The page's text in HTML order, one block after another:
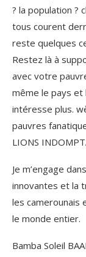
? la population ?
tous courent
reste quelques
Restez là à
avec votre
même le pays
intéresse plus.
pauvres
LIONS
Je m’engage
innovantes et la
les camerounais
le monde entier.
Bamba Soleil